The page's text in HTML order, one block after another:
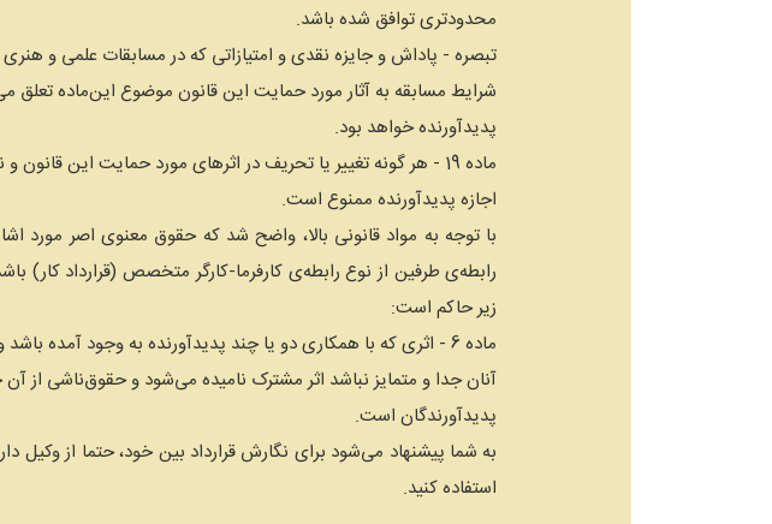
محدودتری توافق شده باشد.
‌تبصره - پاداش و جایزه نقدی و امتیازاتی که در مسابقات علمی و
شرایط مسابقه به آثار مورد حمایت این قانون موضوع این‌ماده تعلق
پدیدآورنده خواهد بود.
‌ماده 19 - هر گونه تغییر یا تحریف در اثرهای مورد حمایت این قانون و نشر آن بدون
اجازه پدیدآورنده ممنوع است.
با توجه به مواد قانونی بالا، واضح شد که حقوق معنوی اصر مورد
رابطه‌ی طرفین از نوع رابطه‌ی کارفرما-کارگر متخصص (قرارداد
زیر حاکم است:
‌ماده 6 - اثری که با همکاری دو یا چند پدیدآورنده به وجود آمده باشد و کار یکایک
آنان جدا و متمایز نباشد اثر مشترک نامیده می‌شود و حقوق‌ناشی از
پدیدآورندگان است.
به شما پیشنهاد می‌شود برای نگارش قرارداد بین خود، حتما از
استفاده کنید.